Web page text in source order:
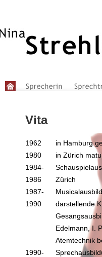
Vita
1962
in Hamburg
1980
in Zürich
1984-
1986
Zürich
1987-
1990
darstellende
Edelmann, I.
Atemtechnik
1990-